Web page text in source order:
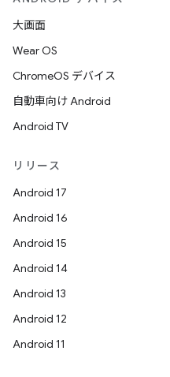
大画面
Wear OS
ChromeOS デバイス
自動車向け Android
Android TV
リリース
Android 17
Android 16
Android 15
Android 14
Android 13
Android 12
Android 11